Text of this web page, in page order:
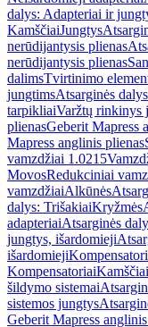
dalys: Adapteriai ir
KamščiaiJungtys
nerūdijantysis plienas
nerūdijantysis plienas
dalimsTvirtinimo
jungtimsAtsarginės
tarpikliaiVaržtų rinkinys
plienasGeberit Mapress
Mapress anglinis plienas
vamzdžiai 1.0215
MovosRedukciniai
vamzdžiaiAlkūnės
dalys: TrišakiaiKryžmės
adapteriaiAtsarginės
jungtys, išardomieji
išardomieji
KompensatoriaiKamščiai
šildymo sistemai
sistemos jungtys
Geberit Mapress